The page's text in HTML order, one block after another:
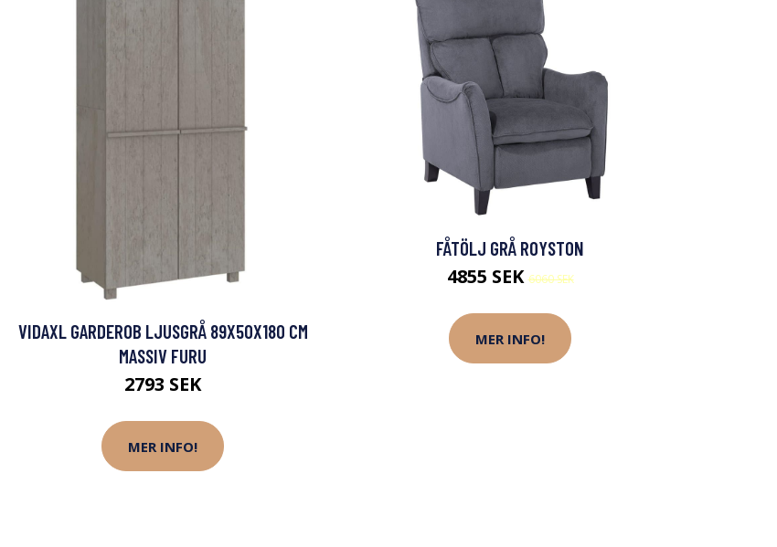
VIDAXL GARDEROB LJUSGRÅ 89X50X180 CM
MASSIV FURU
2793 SEK
MER INFO!
FÅTÖLJ GRÅ ROYSTON
4855 SEK6060 SEK
MER INFO!